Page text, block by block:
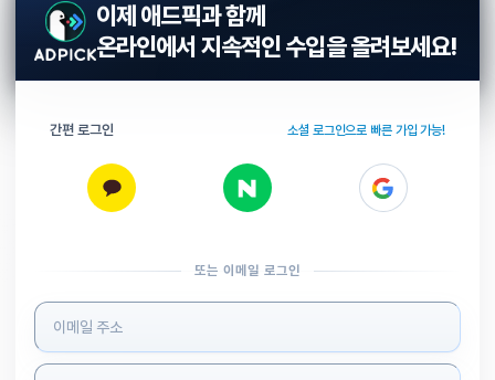
이제 애드픽과 함께
온라인에서 지속적인 수입을 올려보세요!
간편 로그인 소셜 로그인으로 빠른 가입 가능!
또는 이메일 로그인
로그인 정보 입력